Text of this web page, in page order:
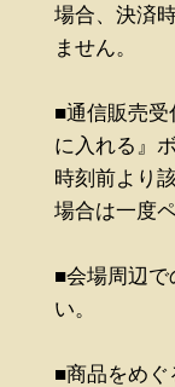
場合、決済
ません。
■通信販売受
に入れる』
時刻前より
場合は一度
■会場周辺で
い。
■商品をめぐ